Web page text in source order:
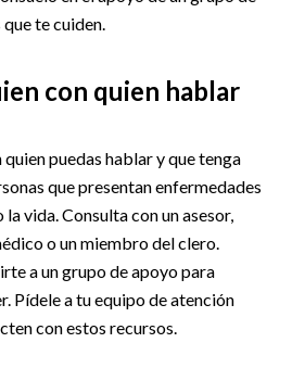
te cuiden.
con quien hablar
quien puedas hablar y que tenga
que presentan enfermedades
la vida. Consulta con un asesor,
o un miembro del clero.
a un grupo de apoyo para
Pídele a tu equipo de atención
con estos recursos.